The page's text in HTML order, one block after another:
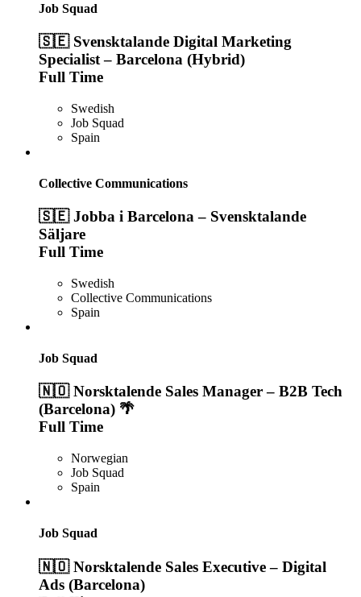
Job Squad
🇸🇪 Svensktalande Digital Marketing
Specialist – Barcelona (Hybrid)
Full Time
Swedish
Job Squad
Spain
Collective Communications
🇸🇪 Jobba i Barcelona – Svensktalande
Säljare
Full Time
Swedish
Collective Communications
Spain
Job Squad
🇳🇴 Norsktalende Sales Manager – B2B Tech
(Barcelona) 🌴
Full Time
Norwegian
Job Squad
Spain
Job Squad
🇳🇴 Norsktalende Sales Executive – Digital
Ads (Barcelona)